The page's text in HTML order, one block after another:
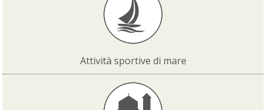
Attività sportive di mare